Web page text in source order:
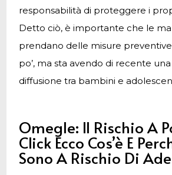
responsabilità di proteggere i
Detto ciò, è importante che le
prendano delle misure
po’, ma sta avendo di recente
diffusione tra bambini e
Omegle: Il Rischio A
Click Ecco Cos’è E
Sono A Rischio Di